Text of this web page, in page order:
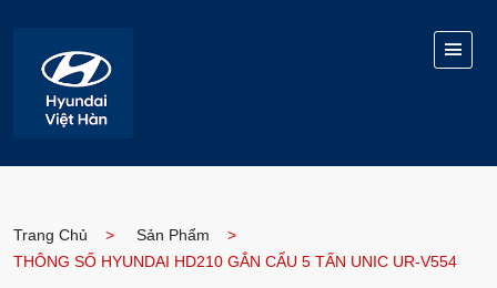
Trang Chủ
Sản Phẩm
THÔNG SỐ HYUNDAI HD210 GẮN CẨU 5 TẤN UNIC UR-V554